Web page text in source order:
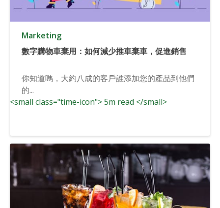
Marketing
數字購物車棄用：如何減少推車棄車，促進銷售
你知道嗎，大約八成的客戶誰添加您的產品到他們
的...
<small class="time-icon"> 5m read </small>